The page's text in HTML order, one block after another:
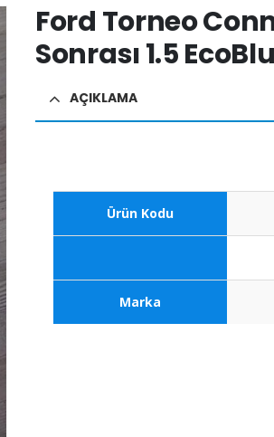
Ford Torneo
Sonrası 1.5
AÇIKLAMA
Ürün Kodu
Marka